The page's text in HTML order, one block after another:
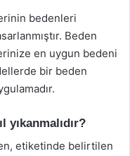
bedenleri
Beden
en uygun bedeni
bir beden
etiketinde belirtilen